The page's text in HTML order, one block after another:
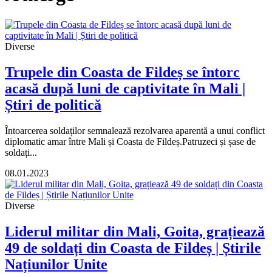
Diverse
Trupele din Coasta de Fildeș se întorc
acasă după luni de captivitate în Mali |
Știri de politică
Întoarcerea soldaților semnalează rezolvarea aparentă a unui conflict
diplomatic amar între Mali și Coasta de Fildeș.Patruzeci și șase de
soldați...
08.01.2023
Diverse
Liderul militar din Mali, Goita, grațiează
49 de soldați din Coasta de Fildeș | Știrile
Națiunilor Unite